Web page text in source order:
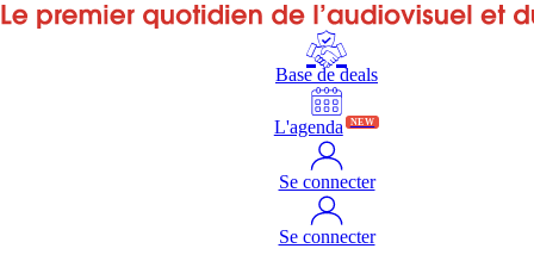
Base de deals
L'agenda NEW
Se connecter
Se connecter